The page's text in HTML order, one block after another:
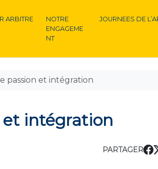
ARBITRE
NOTRE
ENGAGEME
NT
JOURNEES DE
passion et intégration
et intégration
PARTAGER